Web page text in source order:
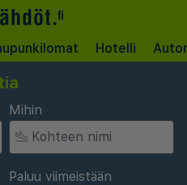
Hotelli
Mihin
Paluu viimeistään